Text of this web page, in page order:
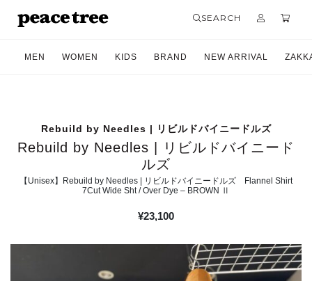
SEARCH
MEN WOMEN KIDS BRAND NEW ARRIVAL
Rebuild by Needles | リビルドバイニードルズ
Rebuild by Needles | リビルドバイニード
ルズ
【Unisex】Rebuild by Needles | リビルドバイニードルズ Flannel Shirt
7Cut Wide Sht / Over Dye – BROWN Ⅱ
¥23,100